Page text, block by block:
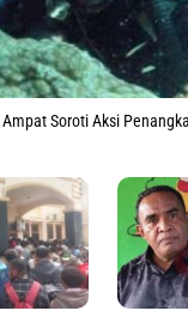
Soroti Aksi